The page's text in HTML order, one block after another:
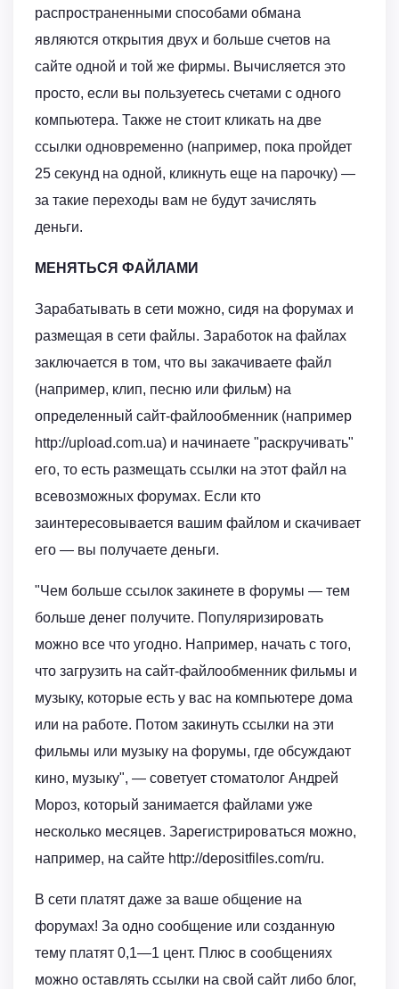
распространенными способами обмана
являются открытия двух и больше счетов на
сайте одной и той же фирмы. Вычисляется это
просто, если вы пользуетесь счетами с одного
компьютера. Также не стоит кликать на две
ссылки одновременно (например, пока пройдет
25 секунд на одной, кликнуть еще на парочку) —
за такие переходы вам не будут зачислять
деньги.
МЕНЯТЬСЯ ФАЙЛАМИ
Зарабатывать в сети можно, сидя на форумах и
размещая в сети файлы. Заработок на файлах
заключается в том, что вы закачиваете файл
(например, клип, песню или фильм) на
определенный сайт-файлообменник (например
http://upload.com.ua) и начинаете "раскручивать"
его, то есть размещать ссылки на этот файл на
всевозможных форумах. Если кто
заинтересовывается вашим файлом и скачивает
его — вы получаете деньги.
"Чем больше ссылок закинете в форумы — тем
больше денег получите. Популяризировать
можно все что угодно. Например, начать с того,
что загрузить на сайт-файлообменник фильмы и
музыку, которые есть у вас на компьютере дома
или на работе. Потом закинуть ссылки на эти
фильмы или музыку на форумы, где обсуждают
кино, музыку", — советует стоматолог Андрей
Мороз, который занимается файлами уже
несколько месяцев. Зарегистрироваться можно,
например, на сайте http://depositfiles.com/ru.
В сети платят даже за ваше общение на
форумах! За одно сообщение или созданную
тему платят 0,1—1 цент. Плюс в сообщениях
можно оставлять ссылки на свой сайт либо блог,